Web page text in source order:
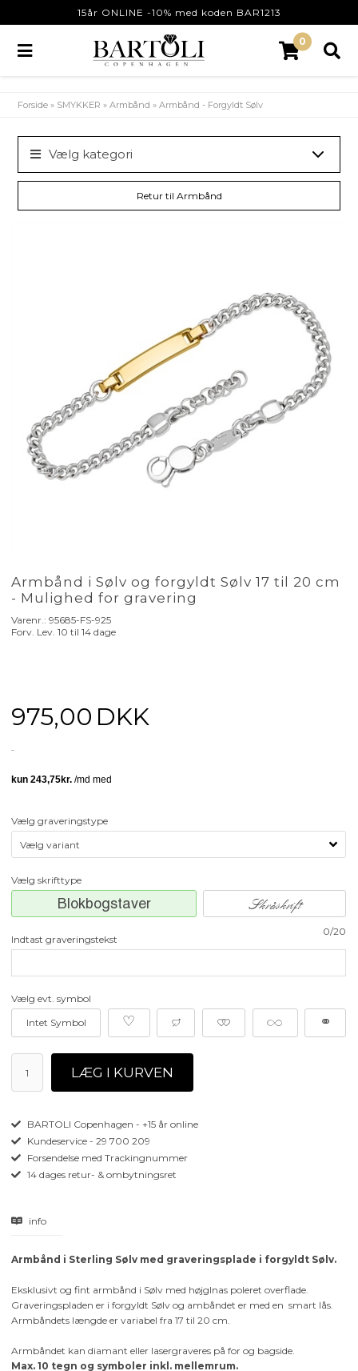
15år ONLINE -10% med koden BAR1213
0
Forside » SMYKKER »Armbånd »Armbånd - Forgyldt Sølv
Vælg kategori
Retur til Armbånd
Armbånd i Sølv og forgyldt Sølv 17 til 20 cm
- Mulighed for gravering
Varenr.:95685-FS-925
Forv. Lev. 10 til 14 dage
975,00 DKK
Vælg graveringstype
Vælg skrifttype
Blokbogstaver Skråskrift
0/20
Indtast graveringstekst
Vælg evt. symbol
Intet Symbol
♡ ≥ ≠ ∞ ⚭
BARTOLI Copenhagen - +15 år online
Kundeservice - 29 700 209
Forsendelse med Trackingnummer
14 dages retur- & ombytningsret
info
Armbånd i Sterling Sølv med graveringsplade i forgyldt Sølv.
Eksklusivt og fint armbånd i Sølv med højglnas poleret overflade.
Graveringspladen er i forgyldt Sølv og ambåndet er med en smart lås.
Armbåndets længde er variabel fra 17 til 20 cm.
Armbåndet kan diamant eller lasergraveres på for og bagside.
Max. 10 tegn og symboler inkl. mellemrum.